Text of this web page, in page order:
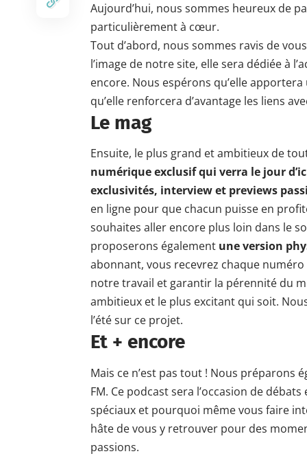
Aujourd’hui, nous sommes heureux de
particulièrement à cœur.
Tout d’abord, nous sommes ravis de
l’image de notre site, elle sera dédiée à
encore. Nous espérons qu’elle
qu’elle renforcera d’avantage les liens
Le mag
Ensuite, le plus grand et ambitieux de
numérique exclusif qui verra le jour
exclusivités, interview et previews
en ligne pour que chacun puisse en
souhaites aller encore plus loin dans le
proposerons également une version
abonnant, vous recevrez chaque
notre travail et garantir la pérennité du
ambitieux et le plus excitant qui soit.
l’été sur ce projet.
Et + encore
Mais ce n’est pas tout ! Nous préparons
FM. Ce podcast sera l’occasion de
spéciaux et pourquoi même vous faire
hâte de vous y retrouver pour des
passions.